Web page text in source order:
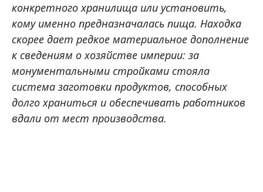
конкретного хранилища или установить,
кому именно предназначалась пища. Находка
скорее дает редкое материальное дополнение
к сведениям о хозяйстве империи: за
монументальными стройками стояла
система заготовки продуктов, способных
долго храниться и обеспечивать работников
вдали от мест производства.